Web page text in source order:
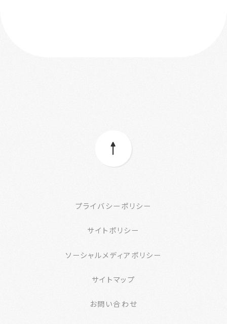
プライバシーポリシー
サイトポリシー
ソーシャルメディアポリシー
サイトマップ
お問い合わせ